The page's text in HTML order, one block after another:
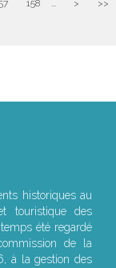
158 ... > >>
historiques au
touristique des
été regardé
de la
à la gestion des